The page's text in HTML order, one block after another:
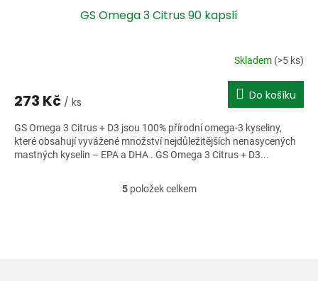
GS Omega 3 Citrus 90 kapslí
Skladem (>5 ks)
273 Kč / ks Do košíku
GS Omega 3 Citrus + D3 jsou 100% přírodní omega-3 kyseliny,
které obsahují vyvážené množství nejdůležitějších nenasycených
mastných kyselin – EPA a DHA . GS Omega 3 Citrus + D3...
O
5položek celkem